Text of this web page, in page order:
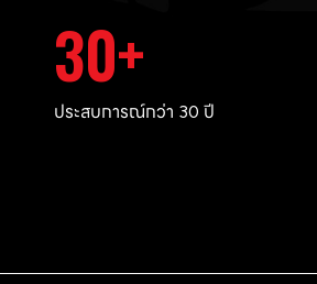
30
ประสบการณ์กว่า 30 ปี